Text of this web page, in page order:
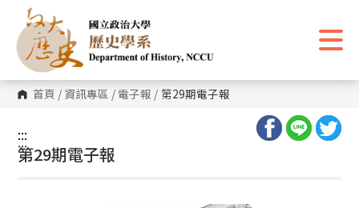
主
要
內
區
塊 首頁 / 資訊專區 / 電子報 / 第29期電子報
:::
:::
第29期電子報